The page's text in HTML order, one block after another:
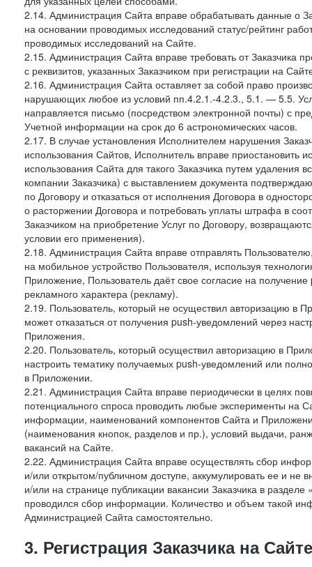
2.14. Администрация Сайта вправе обрабатывать данные о
на основании проводимых исследований статус/рейтинг
проводимых исследований на Сайте.
2.15. Администрация Сайта вправе требовать от Заказчика
с реквизитов, указанных Заказчиком при регистрации на
2.16. Администрация Сайта оставляет за собой право
нарушающих любое из условий пп.4.2.1.-4.2.3., 5.1. — 5.5.
направляется письмо (посредством электронной почты) с
Учетной информации на срок до 6 астрономических часов.
2.17. В случае установления Исполнителем нарушения
использования Сайтов, Исполнитель вправе приостановить
использования Сайта для такого Заказчика путем
компании Заказчика) с выставлением документа
по Договору и отказаться от исполнения Договора в
о расторжении Договора и потребовать уплаты штрафа в
Заказчиком на приобретение Услуг по Договору,
условии его применения).
2.18. Администрация Сайта вправе отправлять
на мобильное устройство Пользователя, используя
Приложение, Пользователь даёт свое согласие на
рекламного характера (рекламу).
2.19. Пользователь, который не осуществил авторизацию в
может отказаться от получения push-уведомлений через
Приложения.
2.20. Пользователь, который осуществил авторизацию в
настроить тематику получаемых push-уведомлений или
в Приложении.
2.21. Администрация Сайта вправе периодически в целях
потенциального спроса проводить любые эксперименты на
информации, наименований компонентов Сайта и
(наименования кнопок, разделов и пр.), условий выдачи,
вакансий на Сайте.
2.22. Администрация Сайта вправе осуществлять сбор
и/или открытом/публичном доступе, аккумулировать ее и не
и/или на странице публикации вакансии Заказчика в
проводился сбор информации. Количество и объем такой
Администрацией Сайта самостоятельно.
3. Регистрация Заказчика на Сайте